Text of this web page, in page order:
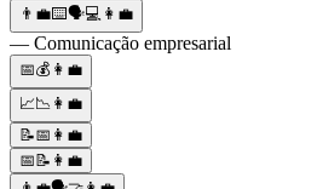
👨‍💼⌨️🗣💻👩‍💼
— Comunicação empresarial
📅💰👩‍💼
📈📉👩‍💼
📝📅👩‍💼
📅📝👩‍💼